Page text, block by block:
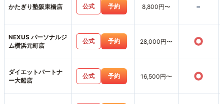
かたぎり塾阪東橋店 公式 予約 8,800円〜 -
NEXUS パーソナルジ
ム横浜元町店
公式 予約 28,000円〜 ○
ダイエットパートナ
ー大船店
公式 予約 16,500円〜 ○